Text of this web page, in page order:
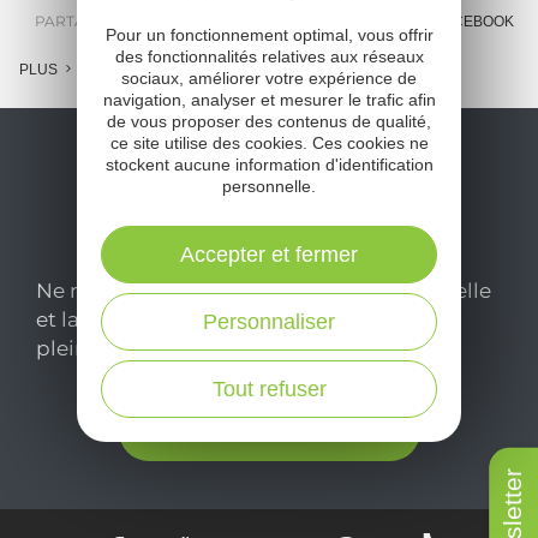
PARTAGER : FACEBOOK
PLUS
Ne manquez pas notre newsletter mensuelle
et laissez-vous inspirer pour profiter
pleinement de votre séjour en Aveyron.
Pour un fonctionnement optimal, vous offrir
des fonctionnalités relatives aux réseaux
sociaux, améliorer votre expérience de
navigation, analyser et mesurer le trafic afin
de vous proposer des contenus de qualité,
ce site utilise des cookies. Ces cookies ne
stockent aucune information d'identification
personnelle.
Tout refuser
Personnaliser
Accepter et fermer